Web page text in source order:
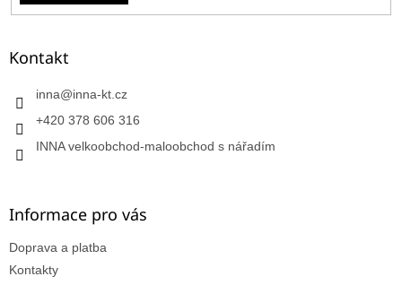
Kontakt
inna@inna-kt.cz
+420 378 606 316
INNA velkoobchod-maloobchod s nářadím
Informace pro vás
Doprava a platba
Kontakty